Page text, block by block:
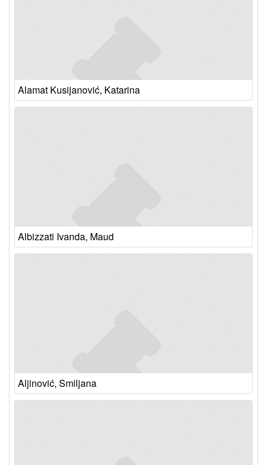
Alamat Kusijanović, Katarina
Albizzati Ivanda, Maud
Aljinović, Smiljana